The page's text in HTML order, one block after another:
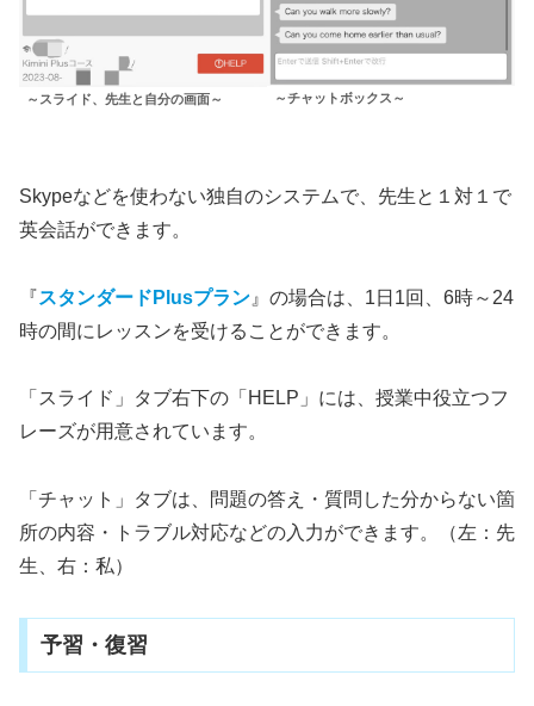
～スライド、先生と自分の画面～ ～チャットボックス～
Skypeなどを使わない独自のシステムで、先生と１対１で
英会話ができます。
『スタンダードPlusプラン 』の場合は、1日1回、6時～24
時の間にレッスンを受けることができます。
「スライド」タブ右下の「HELP」には、授業中役立つフ
レーズが用意されています。
「チャット」タブは、問題の答え・質問した分からない箇
所の内容・トラブル対応などの入力ができます。（左：先
生、右：私）
予習・復習